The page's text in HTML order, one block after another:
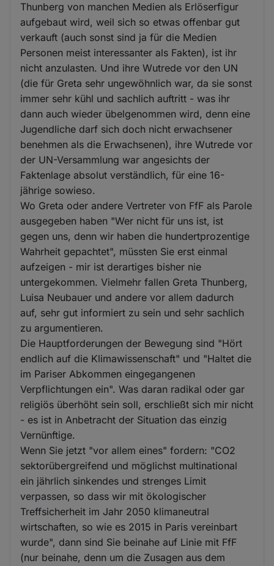
Thunberg von manchen Medien als Erlöserfigur
aufgebaut wird, weil sich so etwas offenbar gut
verkauft (auch sonst sind ja für die Medien
Personen meist interessanter als Fakten), ist ihr
nicht anzulasten. Und ihre Wutrede vor den UN
(die für Greta sehr ungewöhnlich war, da sie sonst
immer sehr kühl und sachlich auftritt - was ihr
dann auch wieder übelgenommen wird, denn eine
Jugendliche darf sich doch nicht erwachsener
benehmen als die Erwachsenen), ihre Wutrede vor
der UN-Versammlung war angesichts der
Faktenlage absolut verständlich, für eine 16-
jährige sowieso.
Wo Greta oder andere Vertreter von FfF als Parole
ausgegeben haben "Wer nicht für uns ist, ist
gegen uns, denn wir haben die hundertprozentige
Wahrheit gepachtet", müssten Sie erst einmal
aufzeigen - mir ist derartiges bisher nie
untergekommen. Vielmehr fallen Greta Thunberg,
Luisa Neubauer und andere vor allem dadurch
auf, sehr gut informiert zu sein und sehr sachlich
zu argumentieren.
Die Hauptforderungen der Bewegung sind "Hört
endlich auf die Klimawissenschaft" und "Haltet die
im Pariser Abkommen eingegangenen
Verpflichtungen ein". Was daran radikal oder gar
religiös überhöht sein soll, erschließt sich mir nicht
- es ist in Anbetracht der Situation das einzig
Vernünftige.
Wenn Sie jetzt "vor allem eines" fordern: "CO2
sektorübergreifend und möglichst multinational
ein jährlich sinkendes und strenges Limit
verpassen, so dass wir mit ökologischer
Treffsicherheit im Jahr 2050 klimaneutral
wirtschaften, so wie es 2015 in Paris vereinbart
wurde", dann sind Sie beinahe auf Linie mit FfF
(nur beinahe, denn um die Zusagen aus dem